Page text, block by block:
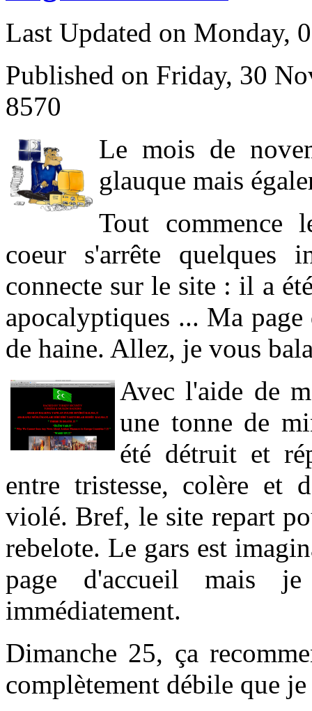
Last Updated on Monday,
Published on Friday, 30
8570
Le mois de
glauque mais
Tout commence
coeur s'arrête quelques
connecte sur le site : il a
apocalyptiques ... Ma
de haine. Allez, je vous
Avec l'aide de
une tonne de
été détruit et
entre tristesse, colère et
violé. Bref, le site repart
rebelote. Le gars est
page d'accueil mais
immédiatement.
Dimanche 25, ça
complètement débile que